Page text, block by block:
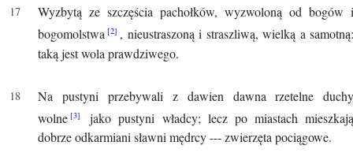
Wyzbytą ze szczęścia pachołków, wyzwoloną od bogów
bogomolstwa
, nieustraszoną i straszliwą, wielką a
taką jest wola prawdziwego.
Na pustyni przebywali z dawien dawna rzetelne
wolne
jako pustyni władcy; lecz po miastach
dobrze odkarmiani sławni mędrcy --- zwierzęta pociągowe.